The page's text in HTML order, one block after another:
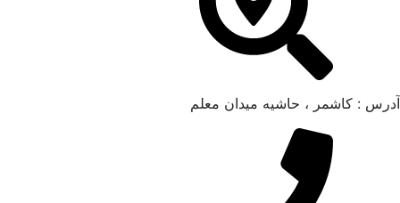
آدرس : کاشمر ، حاشیه میدان معلم